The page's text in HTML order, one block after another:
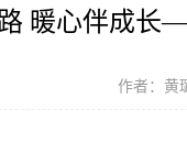
暖心伴成长
作者：黄